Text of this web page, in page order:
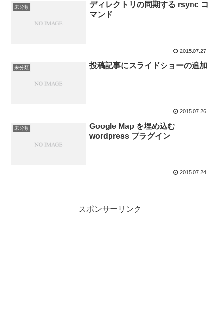
未分類
ディレクトリの同期する rsync コ
マンド
2015.07.27
未分類 投稿記事にスライドショーの追加
2015.07.26
未分類
Google Map を埋め込む
wordpress プラグイン
2015.07.24
スポンサーリンク